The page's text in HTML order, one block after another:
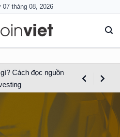
07 tháng 08, 2026
Cách đọc nguồn